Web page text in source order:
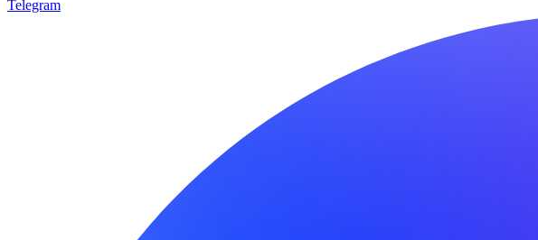
Telegram